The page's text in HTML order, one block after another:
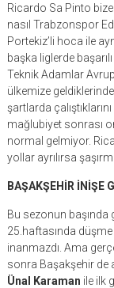
Ricardo Sa Pinto
nasıl Trabzonspor
Portekiz’li hoca ile
başka liglerde
Teknik Adamlar
ülkemize
şartlarda
mağlubiyet sonrası
normal gelmiyor.
yollar ayrılırsa
BAŞAKŞEHİR İNİŞE
Bu sezonun
25.haftasında
inanmazdı. Ama
sonra Başakşehir de
Ünal Karaman ile ilk